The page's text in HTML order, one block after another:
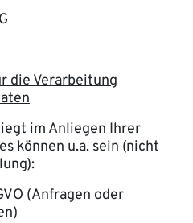
die Verarbeitung
im Anliegen Ihrer
können u.a. sein (nicht
(Anfragen oder